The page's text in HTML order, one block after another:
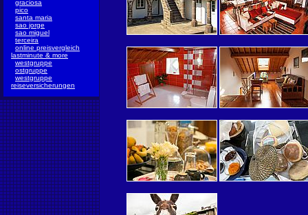
graciosa
pico
santa maria
sao jorge
sao miguel
terceira
online preisvergleich
lastminute & more
westgruppe
ostgruppe
westgruppe
reiseversicherungen